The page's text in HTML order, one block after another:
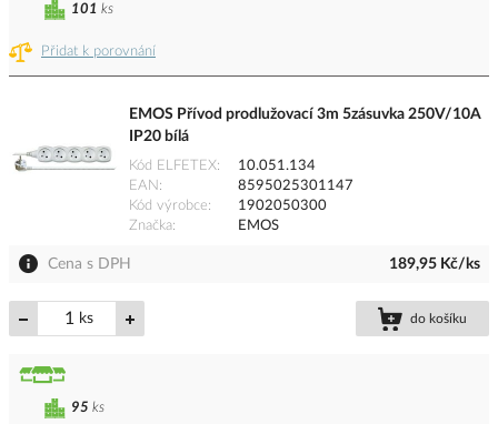
Přidat k porovnání
101 ks
EMOS Přívod prodlužovací 3m 5zásuvka 250V/10A
IP20 bílá
Kód ELFETEX
10.051.134
EAN
8595025301147
Kód výrobce
1902050300
Značka
EMOS
Cena s DPH 189,95 Kč/ks
ks do košíku
95 ks